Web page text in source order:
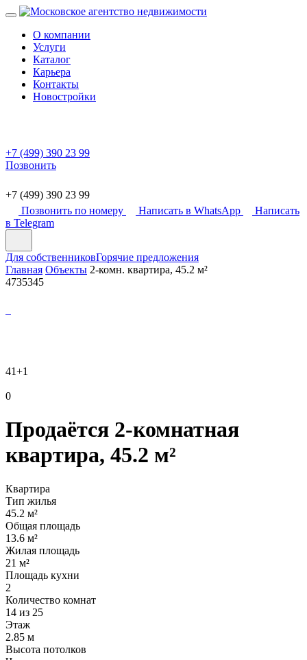
О компании
Услуги
Каталог
Карьера
Контакты
Новостройки
+7 (499) 390 23 99
Позвонить
+7 (499) 390 23 99
Позвонить по номеру
Написать в WhatsApp
Написать
в Telegram
Для собственниковГорячие предложения
Главная Объекты 2-комн. квартира, 45.2 м²
4735345
41+1
0
Продаётся 2-комнатная
квартира, 45.2 м²
Квартира
Тип жилья
45.2 м²
Общая площадь
13.6 м²
Жилая площадь
21 м²
Площадь кухни
2
Количество комнат
14 из 25
Этаж
2.85 м
Высота потолков